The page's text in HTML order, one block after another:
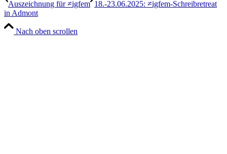
Auszeichnung für ≠igfem 18.-23.06.2025: ≠igfem-Schreibretreat
in Admont
Nach oben scrollen